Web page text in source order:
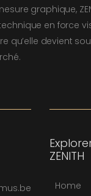
graphique,
en force
qu’elle devient
ZENITH
Home